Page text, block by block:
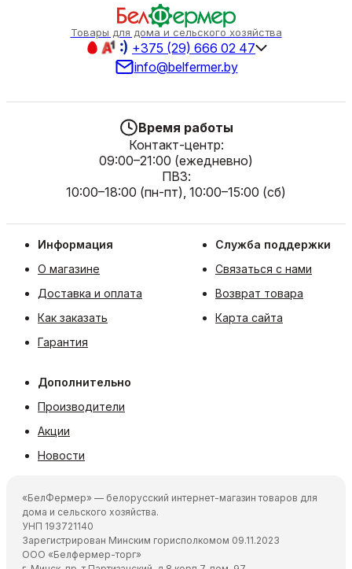
Товары для дома и сельского хозяйства
+375 (29) 666 02 47
info@belfermer.by
Время работы
Контакт-центр:
09:00–21:00 (ежедневно)
ПВЗ:
10:00–18:00 (пн-пт), 10:00–15:00 (сб)
Информация
О магазине
Доставка и оплата
Как заказать
Гарантия
Служба поддержки
Связаться с нами
Возврат товара
Карта сайта
Дополнительно
Производители
Акции
Новости
«БелФермер» — белорусский интернет-магазин товаров для
дома и сельского хозяйства.
УНП 193721140
Зарегистрирован Минским горисполкомом 09.11.2023
ООО «Белфермер-торг»